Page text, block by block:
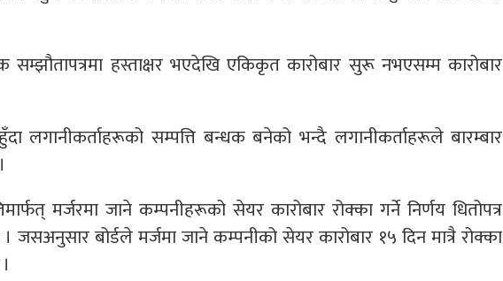
सम्झौतापत्रमा हस्ताक्षर भएदेखि एकिकृत कारोबार सुरू नभएसम्म कारोबार
लगानीकर्ताहरूको सम्पत्ति बन्धक बनेको भन्दै लगानीकर्ताहरूले बारम्बार
मर्जरमा जाने कम्पनीहरूको सेयर कारोबार रोक्का गर्ने निर्णय धितोपत्र
। जसअनुसार बोर्डले मर्जमा जाने कम्पनीको सेयर कारोबार १५ दिन मात्रै रोक्का